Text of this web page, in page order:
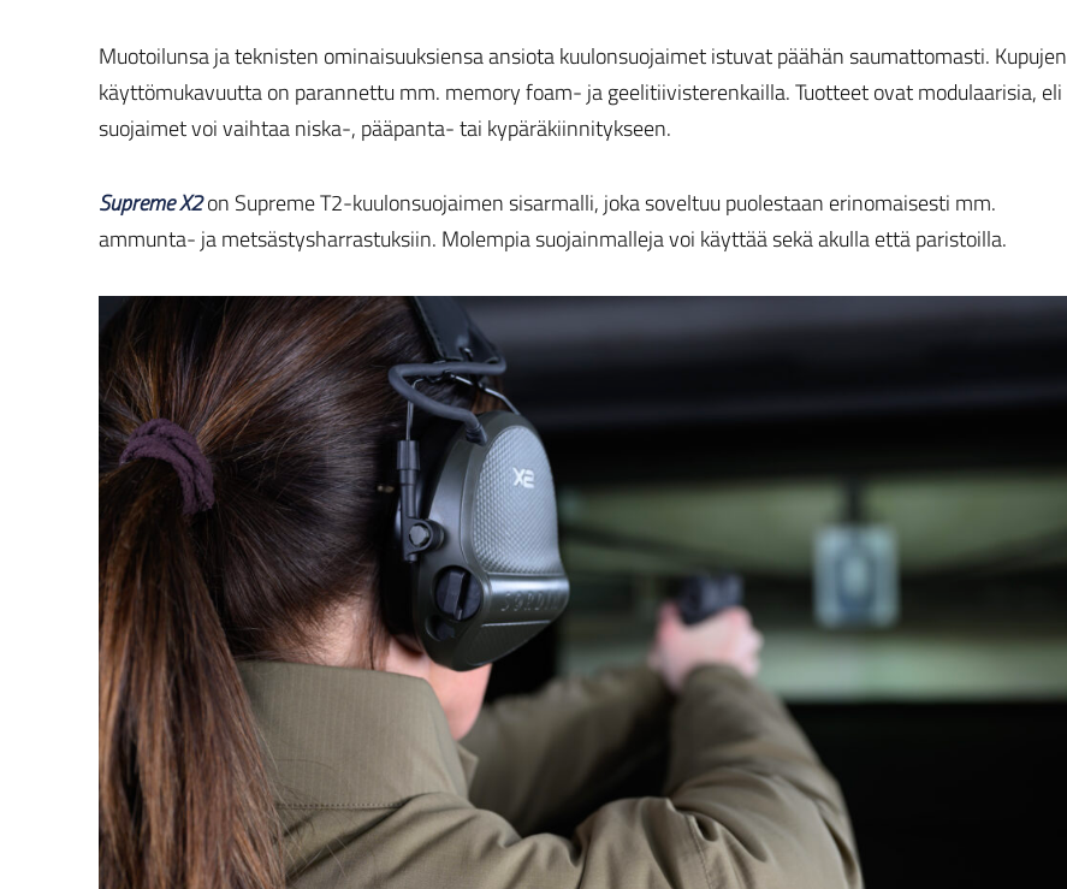
Muotoilunsa ja teknisten ominaisuuksiensa ansiota kuulonsuojaimet istuvat päähän saumattomasti. Kupujen
käyttömukavuutta on parannettu mm. memory foam- ja geelitiivisterenkailla. Tuotteet ovat modulaarisia, eli
suojaimet voi vaihtaa niska-, pääpanta- tai kypäräkiinnitykseen.
Supreme X2on Supreme T2-kuulonsuojaimen sisarmalli, joka soveltuu puolestaan erinomaisesti mm.
ammunta- ja metsästysharrastuksiin. Molempia suojainmalleja voi käyttää sekä akulla että paristoilla.